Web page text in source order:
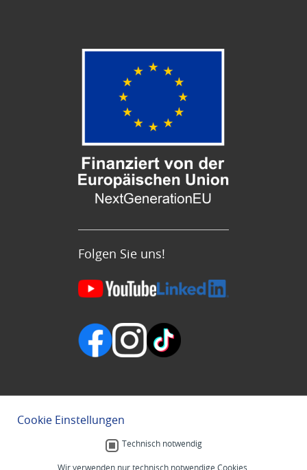
Folgen Sie uns!
Cookie Einstellungen
Technisch notwendig
Wir verwenden nur technisch notwendige Cookies.